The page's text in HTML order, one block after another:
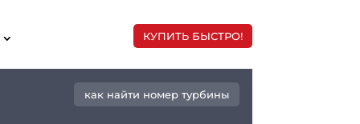
КУПИТЬ БЫСТРО!
как найти номер турбины